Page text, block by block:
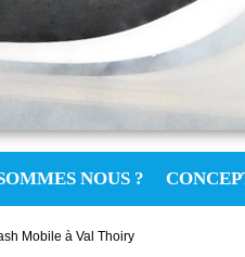
NOUS ?
Mobile à Val Thoiry